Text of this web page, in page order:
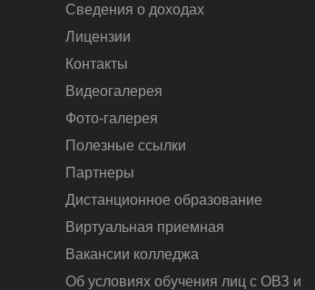
Сведения о доходах
Лицензии
Контакты
Видеогалерея
Фото-галерея
Полезные ссылки
Партнеры
Дистанционное образование
Виртуальная приемная
Вакансии колледжа
Об условиях обучения лиц с ОВЗ и